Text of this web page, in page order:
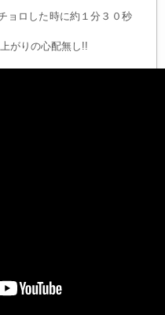
ョロした時に約１分３０秒
がりの心配無し!!